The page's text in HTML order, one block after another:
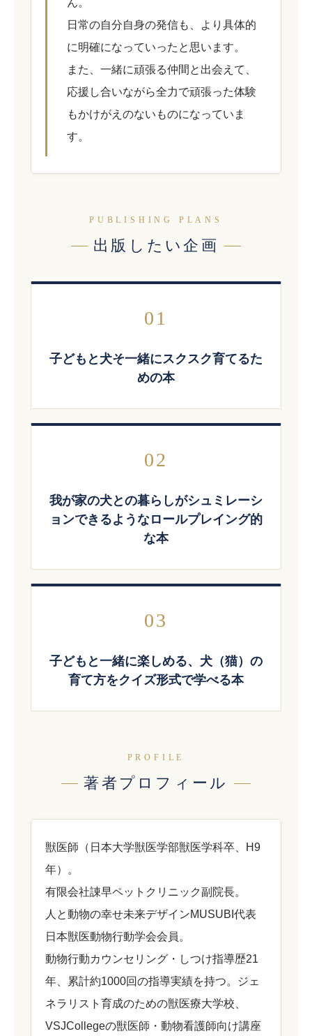
ん。
日常の自分自身の発信も、より具体的
に明確になっていったと思います。
また、一緒に頑張る仲間と出会えて、
応援し合いながら全力で頑張った体験
もかけがえのないものになっていま
す。
PUBLISHING PLANS
出版したい企画
01
子どもと犬そ一緒にスクスク育てるた
めの本
02
我が家の犬との暮らしがシュミレーシ
ョンできるようなロールプレイング的
な本
03
子どもと一緒に楽しめる、犬（猫）の
育て方をクイズ形式で学べる本
PROFILE
著者プロフィール
獣医師（日本大学獣医学部獣医学科卒、H9
年）。
有限会社諌早ペットクリニック副院長。
人と動物の幸せ未来デザインMUSUBI代表
日本獣医動物行動学会会員。
動物行動カウンセリング・しつけ指導歴21
年、累計約1000回の指導実績を持つ。ジェ
ネラリスト育成のための獣医療大学校、
VSJCollegeの獣医師・動物看護師向け講座